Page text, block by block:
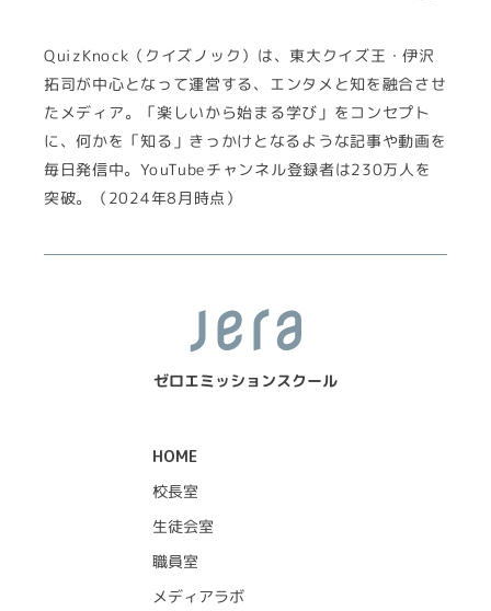
QuizKnock（クイズノック）は、東大クイズ王・伊沢
拓司が中心となって運営する、エンタメと知を融合させ
たメディア。「楽しいから始まる学び」をコンセプト
に、何かを「知る」きっかけとなるような記事や動画を
毎日発信中。YouTubeチャンネル登録者は230万人を
突破。（2024年8月時点）
ゼロエミッションスクール
HOME
校長室
生徒会室
職員室
メディアラボ